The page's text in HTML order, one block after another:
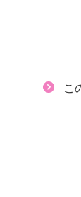
こ